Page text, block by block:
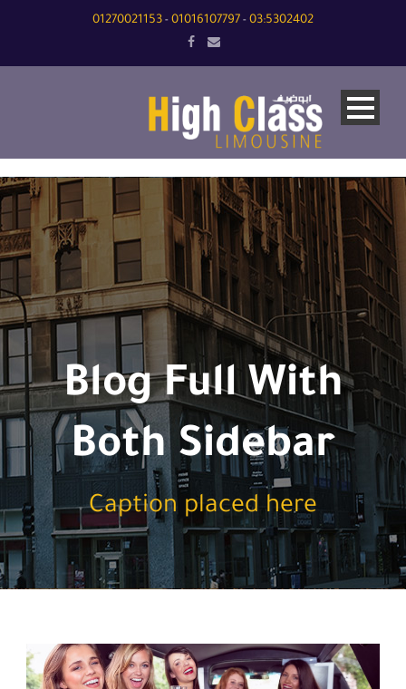
03:5302402
-
01016107797
-
01270021153
Blog Full With
Both Sidebar
Caption placed here